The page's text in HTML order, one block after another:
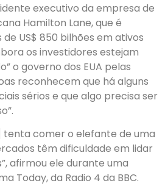
executivo da empresa de
Hamilton Lane, que é
US$ 850 bilhões em ativos
os investidores estejam
o governo dos EUA pelas
reconhecem que há alguns
sérios e que algo precisa ser
tenta comer o elefante de uma
têm dificuldade em lidar
afirmou ele durante uma
Today, da Radio 4 da BBC.